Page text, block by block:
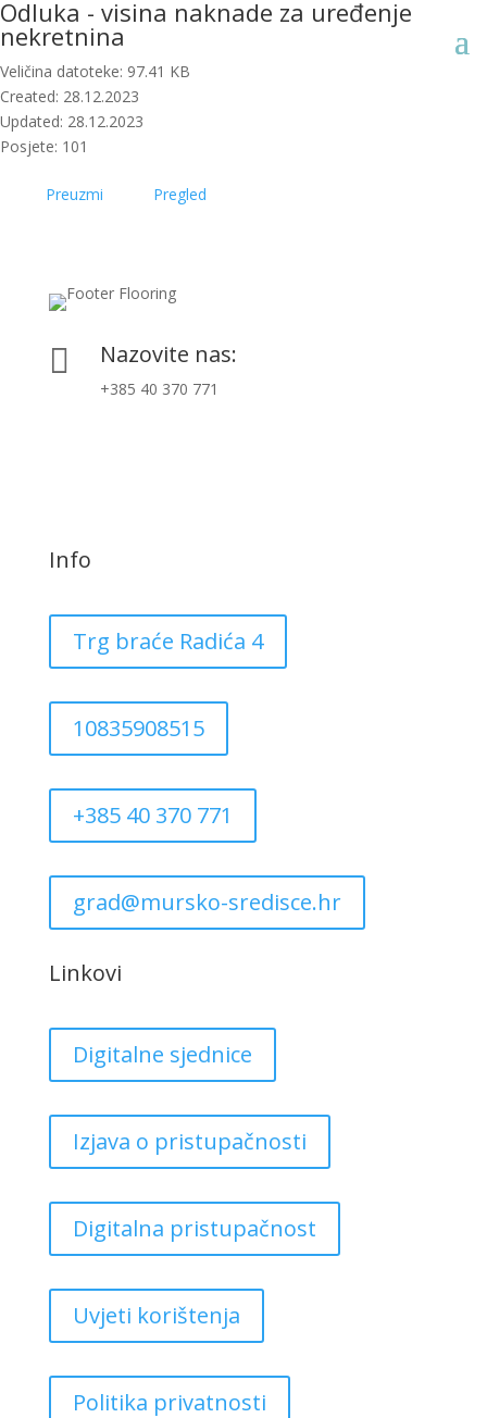
Odluka - visina naknade za uređenje
nekretnina
Veličina datoteke: 97.41 KB
Created: 28.12.2023
Updated: 28.12.2023
Posjete: 101
Preuzmi Pregled
 Nazovite nas:
+385 40 370 771
Info
Trg braće Radića 4
10835908515
+385 40 370 771
grad@mursko-sredisce.hr
Linkovi
Digitalne sjednice
Izjava o pristupačnosti
Digitalna pristupačnost
Uvjeti korištenja
Politika privatnosti